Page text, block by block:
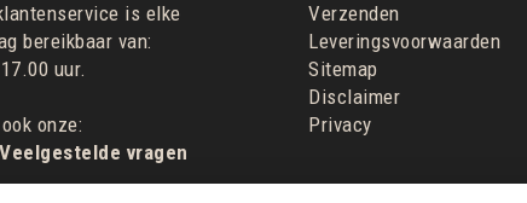
is elke
bereikbaar van:
uur.
onze:
vragen
Verzenden
Leveringsvoorwaarden
Sitemap
Disclaimer
Privacy